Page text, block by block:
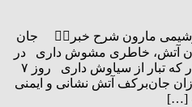
مارون شرح خبر👇🏻 جان
آتش، خاطری مشوش داری در
قحطی غیرت، آبروی شهری بگذر که تبار از سیاوش داری روز ۷
جان‌برکف آتش نشانی و ایمنی
[…]